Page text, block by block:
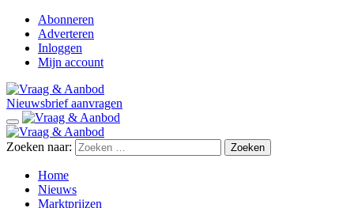
Abonneren
Adverteren
Inloggen
Mijn account
Nieuwsbrief aanvragen
Zoeken naar:
Home
Nieuws
Marktprijzen